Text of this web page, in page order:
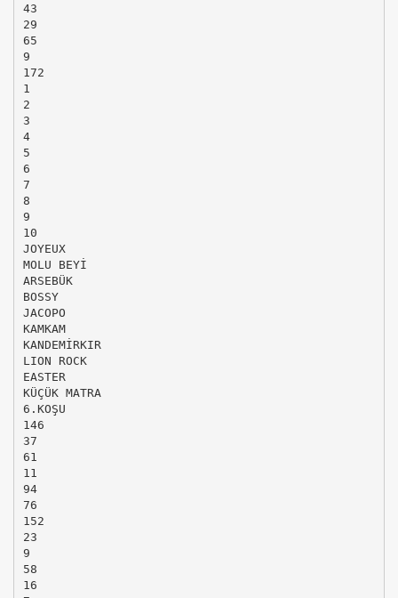
43
29
65
9
172
1
2
3
4
5
6
7
8
9
10
JOYEUX
MOLU BEYİ
ARSEBÜK
BOSSY
JACOPO
KAMKAM
KANDEMİRKIR
LION ROCK
EASTER
KÜÇÜK MATRA
6.KOŞU
146
37
61
11
94
76
152
23
9
58
16